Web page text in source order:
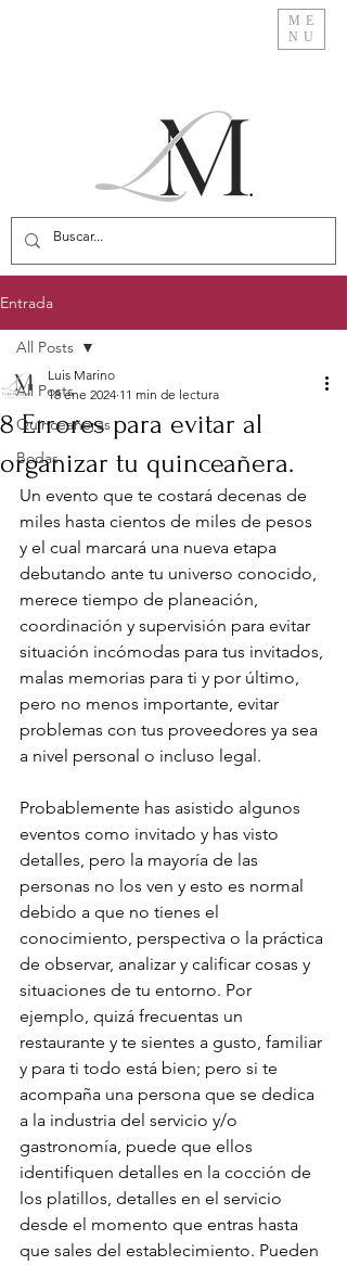
ME
NU
Entrada
All Posts
Quinceañeras
Bodas
All Posts
8 Errores para evitar al
organizar tu quinceañera.
Luis Marino
18 ene 2024 11 min de lectura
Un evento que te costará decenas de
miles hasta cientos de miles de pesos
y el cual marcará una nueva etapa
debutando ante tu universo conocido,
merece tiempo de planeación,
coordinación y supervisión para evitar
situación incómodas para tus invitados,
malas memorias para ti y por último,
pero no menos importante, evitar
problemas con tus proveedores ya sea
a nivel personal o incluso legal.
Probablemente has asistido algunos
eventos como invitado y has visto
detalles, pero la mayoría de las
personas no los ven y esto es normal
debido a que no tienes el
conocimiento, perspectiva o la práctica
de observar, analizar y calificar cosas y
situaciones de tu entorno. Por
ejemplo, quizá frecuentas un
restaurante y te sientes a gusto, familiar
y para ti todo está bien; pero si te
acompaña una persona que se dedica
a la industria del servicio y/o
gastronomía, puede que ellos
identifiquen detalles en la cocción de
los platillos, detalles en el servicio
desde el momento que entras hasta
que sales del establecimiento. Pueden